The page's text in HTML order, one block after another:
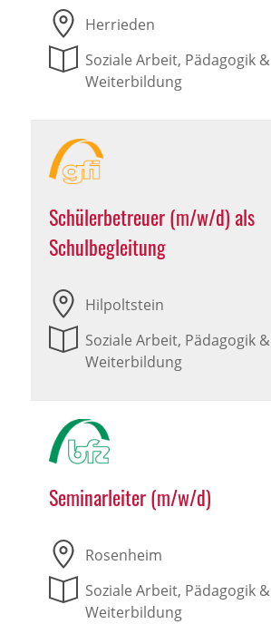
Herrieden
Soziale Arbeit, Pädagogik &
Weiterbildung
Schülerbetreuer (m/w/d) als
Schulbegleitung
Hilpoltstein
Soziale Arbeit, Pädagogik &
Weiterbildung
Seminarleiter (m/w/d)
Rosenheim
Soziale Arbeit, Pädagogik &
Weiterbildung